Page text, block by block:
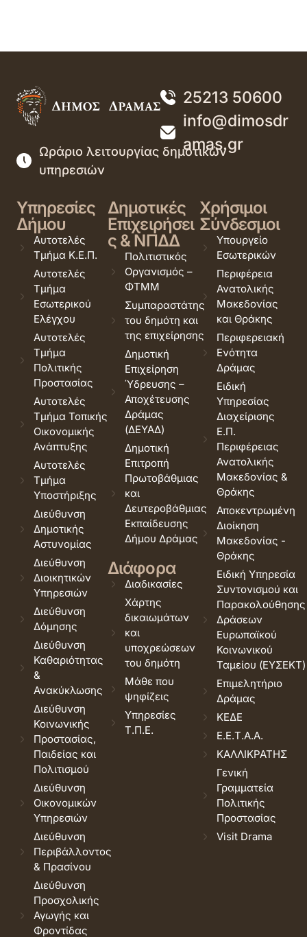
25213 50600
info@dimosdr
amas.gr
Ωράριο λειτουργίας δημοτικών
υπηρεσιών
Υπηρεσίες
Δήμου
Αυτοτελές
Τμήμα Κ.Ε.Π.
Αυτοτελές
Τμήμα
Εσωτερικού
Ελέγχου
Αυτοτελές
Τμήμα
Πολιτικής
Προστασίας
Αυτοτελές
Τμήμα Τοπικής
Οικονομικής
Ανάπτυξης
Αυτοτελές
Τμήμα
Υποστήριξης
Διεύθυνση
Δημοτικής
Αστυνομίας
Διεύθυνση
Διοικητικών
Υπηρεσιών
Διεύθυνση
Δόμησης
Διεύθυνση
Καθαριότητας
&
Ανακύκλωσης
Διεύθυνση
Κοινωνικής
Προστασίας,
Παιδείας και
Πολιτισμού
Διεύθυνση
Οικονομικών
Υπηρεσιών
Διεύθυνση
Περιβάλλοντος
& Πρασίνου
Διεύθυνση
Προσχολικής
Αγωγής και
Φροντίδας
Δημοτικές
Επιχειρήσει
ς & ΝΠΔΔ
Πολιτιστικός
Οργανισμός –
ΦΤΜΜ
Συμπαραστάτης
του δημότη και
της επιχείρησης
Δημοτική
Επιχείρηση
Ύδρευσης –
Αποχέτευσης
Δράμας
(ΔΕΥΑΔ)
Δημοτική
Επιτροπή
Πρωτοβάθμιας
και
Δευτεροβάθμιας
Εκπαίδευσης
Δήμου Δράμας
Διάφορα
Διαδικασίες
Χάρτης
δικαιωμάτων
και
υποχρεώσεων
του δημότη
Μάθε που
ψηφίζεις
Υπηρεσίες
Τ.Π.Ε.
Χρήσιμοι
Σύνδεσμοι
Υπουργείο
Εσωτερικών
Περιφέρεια
Ανατολικής
Μακεδονίας
και Θράκης
Περιφερειακή
Ενότητα
Δράμας
Ειδική
Υπηρεσίας
Διαχείρισης
Ε.Π.
Περιφέρειας
Ανατολικής
Μακεδονίας &
Θράκης
Αποκεντρωμένη
Διοίκηση
Μακεδονίας -
Θράκης
Ειδική Υπηρεσία
Συντονισμού και
Παρακολούθησης
Δράσεων
Ευρωπαϊκού
Κοινωνικού
Ταμείου (ΕΥΣΕΚΤ)
Επιμελητήριο
Δράμας
ΚΕΔΕ
Ε.Ε.Τ.Α.Α.
ΚΑΛΛΙΚΡΑΤΗΣ
Γενική
Γραμματεία
Πολιτικής
Προστασίας
Visit Drama